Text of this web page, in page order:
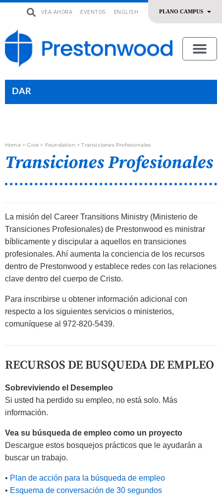
VEA AHORA EVENTOS ENGLISH
DAR
Home>Give > Foundation >Transiciones Profesionales
Transiciones Profesionales
La misión del Career Transitions Ministry (Ministerio de
Transiciones Profesionales) de Prestonwood es ministrar
bíblicamente y discipular a aquellos en transiciones
profesionales. Ahí aumenta la conciencia de los recursos
dentro de Prestonwood y establece redes con las relaciones
clave dentro del cuerpo de Cristo.
Para inscribirse u obtener información adicional con
respecto a los siguientes servicios o ministerios,
comuníquese al 972-820-5439.
RECURSOS DE BUSQUEDA DE EMPLEO
Sobreviviendo el Desempleo
Si usted ha perdido su empleo, no está solo. Más
información.
Vea su búsqueda de empleo como un proyecto
Descargue estos bosquejos prácticos que le ayudarán a
buscar un trabajo.
• Plan de acción para la búsqueda de empleo
• Esquema de conversación de 30 segundos